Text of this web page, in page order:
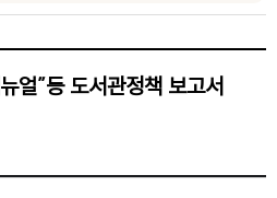
얼”등 도서관정책 보고서